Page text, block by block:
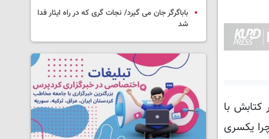
کتابش با
یکسری
باباگرگر جان می گیرد/ نجات گری که در راه ایثار فدا
شد